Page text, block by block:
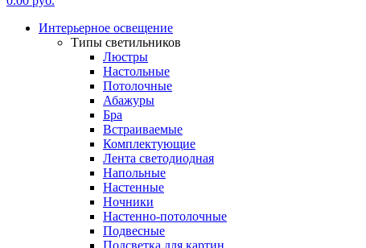
Интерьерное освещение
Типы светильников
Люстры
Настольные
Потолочные
Абажуры
Бра
Встраиваемые
Комплектующие
Лента светодиодная
Напольные
Настенные
Ночники
Настенно-потолочные
Подвесные
Подсветка для картин